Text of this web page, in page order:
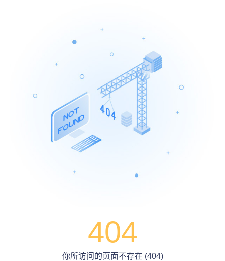
404
你所访问的页面不存在 (404)